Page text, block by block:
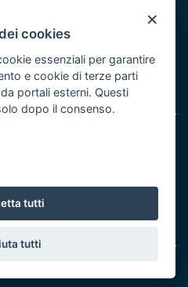
Puglia
del POR Puglia 2014/2020 -
×
cookies
essenziali per garantire
e cookie di terze parti
portali esterni. Questi
dopo il consenso.
tutti
tutti